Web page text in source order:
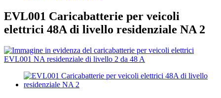
EVL001 Caricabatterie per veicoli
elettrici 48A di livello residenziale NA 2